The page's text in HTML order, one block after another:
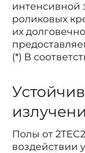
интенсивной
роликовых
их
(*) В
Полы от
воздействии